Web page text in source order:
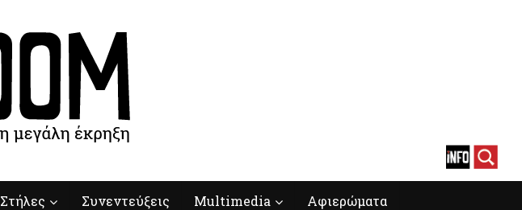
Στήλες Συνεντεύξεις Multimedia Αφιερώματα